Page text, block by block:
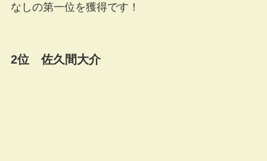
なしの第一位を獲得です！
2位 佐久間大介